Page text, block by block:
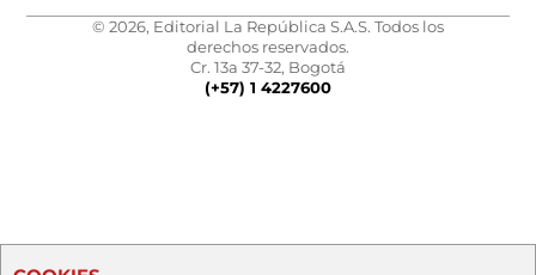
© 2026, Editorial La República S.A.S. Todos los
derechos reservados.
Cr. 13a 37-32, Bogotá
(+57) 1 4227600